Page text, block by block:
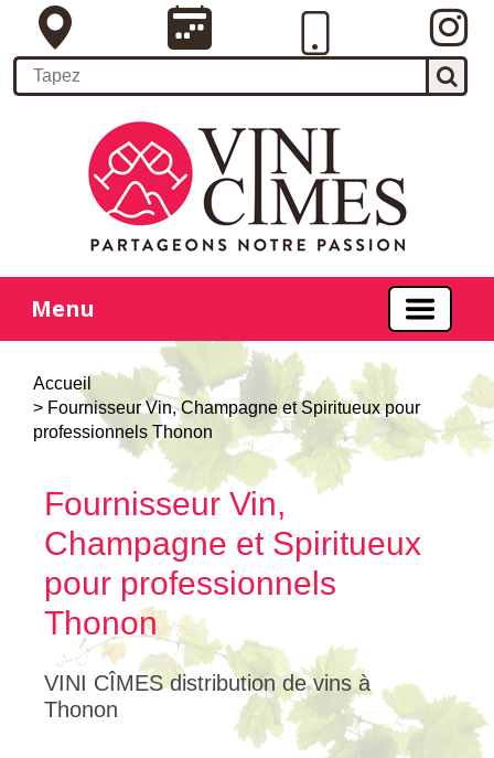
Menu
Accueil
> Fournisseur Vin, Champagne et Spiritueux pour
professionnels Thonon
Fournisseur Vin,
Champagne et Spiritueux
pour professionnels
Thonon
VINI CÎMES distribution de vins à
Thonon